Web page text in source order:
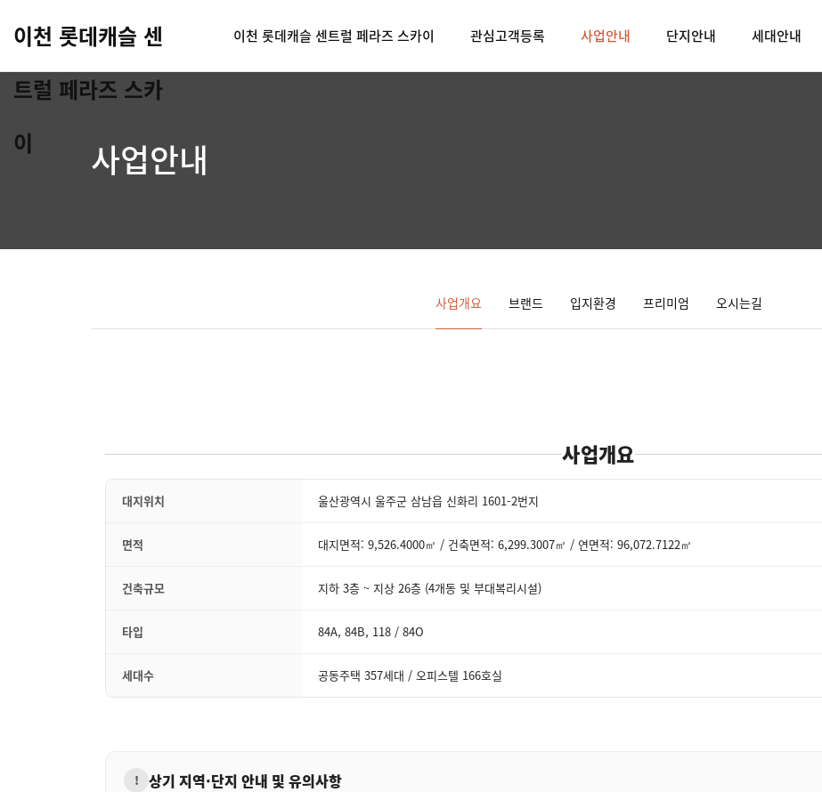
이천 롯데캐슬 센
트럴 페라즈 스카
이
이천 롯데캐슬 센트럴 페라즈 스카이 관심고객등록 사업안내 단지안내 세대안내
사업안내
사업개요 브랜드 입지환경 프리미엄 오시는길
사업개요
대지위치 울산광역시 울주군 삼남읍 신화리 1601-2번지
면적 대지면적: 9,526.4000㎡ / 건축면적: 6,299.3007㎡ / 연면적: 96,072.7122㎡
건축규모 지하 3층 ~ 지상 26층 (4개동 및 부대복리시설)
타입 84A, 84B, 118 / 84O
세대수 공동주택 357세대 / 오피스텔 166호실
! 상기 지역·단지 안내 및 유의사항